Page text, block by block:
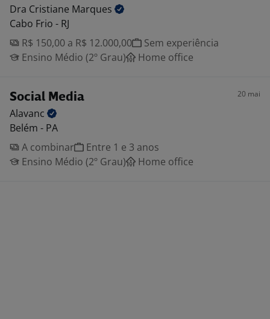
Dra Cristiane Marques
Cabo Frio - RJ
R$ 150,00 a R$ 12.000,00
Sem experiência
Ensino Médio (2º Grau)
Home office
Social Media 20 mai
Alavanc
Belém - PA
A combinar
Entre 1 e 3 anos
Ensino Médio (2º Grau)
Home office